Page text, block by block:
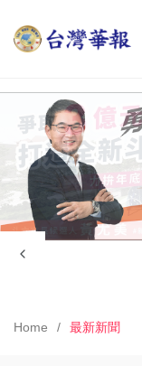
Home 最新新聞